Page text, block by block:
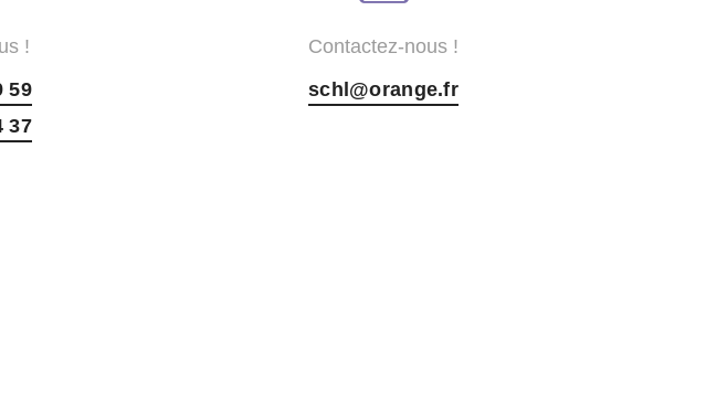
!
59
37
Contactez-nous !
schl@orange.fr